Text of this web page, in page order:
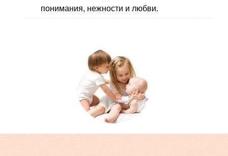
понимания, нежности и любви.